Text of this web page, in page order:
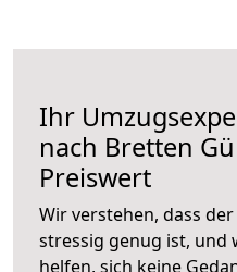
Ihr
nach Bretten
Preiswert
Wir verstehen, dass
stressig genug ist, und
helfen, sich keine